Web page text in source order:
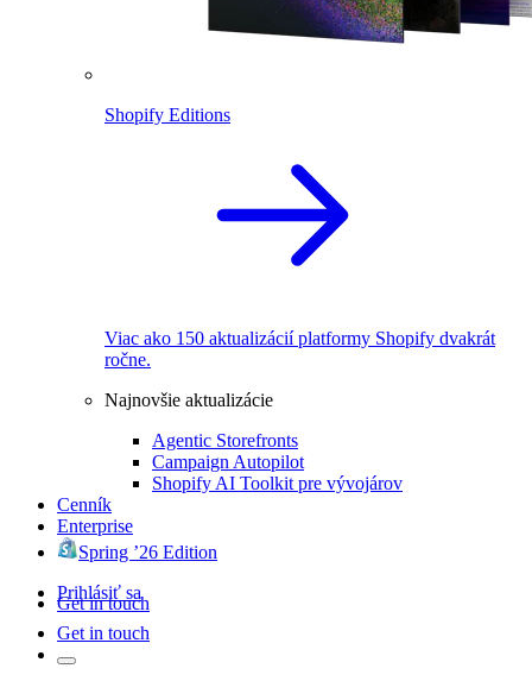
Shopify Editions
Viac ako 150 aktualizácií platformy Shopify dvakrát
ročne.
Najnovšie aktualizácie
Agentic Storefronts
Campaign Autopilot
Shopify AI Toolkit pre vývojárov
Cenník
Enterprise
Spring ’26 Edition
Prihlásiť sa
Get in touch
Get in touch